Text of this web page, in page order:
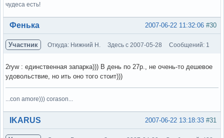
чудеса есть!
Вне форума #30
2007-06-22 11:32:06
Фенька
Участник Откуда: Нижний Н. Здесь с 2007-05-28 Сообщений: 1
2ryw : единственная запарка))) В день по 27р., не очень-то дешевое
удовольствие, но ить оно того стоит)))
...con amore))) corason...
Вне форума #31
2007-06-22 13:18:33
IKARUS